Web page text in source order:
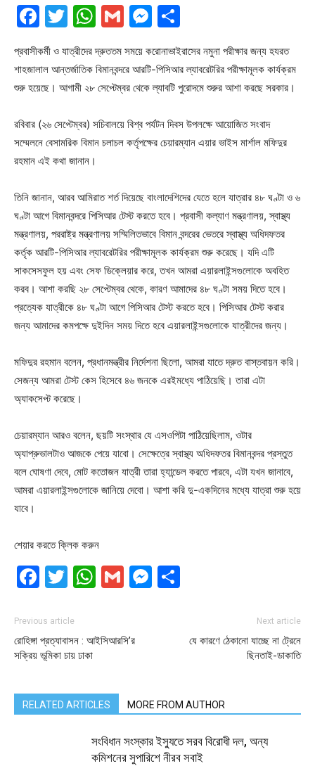
Facebook
Twitter
WhatsApp
GmailMessenger
প্রবাসীকর্মী ও যাত্রীদের দ্রুততম সময়ে করোনাভাইরাসের নমুনা পরীক্ষার জন্য হযরত
শাহজালাল আন্তর্জাতিক বিমানবন্দরে আরটি-পিসিআর ল্যাবরেটরির পরীক্ষামূলক কার্যক্রম
শুরু হয়েছে। আগামী ২৮ সেপ্টেম্বর থেকে ল্যাবটি পুরোদমে শুরুর আশা করছে সরকার।
রবিবার (২৬ সেপ্টেম্বর) সচিবালয়ে বিশ্ব পর্যটন দিবস উপলক্ষে আয়োজিত সংবাদ
সম্মেলনে বেসামরিক বিমান চলাচল কর্তৃপক্ষের চেয়ারম্যান এয়ার ভাইস মার্শাল মফিদুর
রহমান এই কথা জানান।
তিনি জানান, আরব আমিরাত শর্ত দিয়েছে বাংলাদেশিদের যেতে হলে যাত্রার ৪৮ ঘণ্টা ও ৬
ঘণ্টা আগে বিমানবন্দরে পিসিআর টেস্ট করতে হবে। প্রবাসী কল্যাণ মন্ত্রণালয়, স্বাস্থ্য
মন্ত্রণালয়, পররাষ্ট্র মন্ত্রণালয় সম্মিলিতভাবে বিমান বন্দরের ভেতরে স্বাস্থ্য অধিদফতর
কর্তৃক আরটি-পিসিআর ল্যাবরেটরির পরীক্ষামূলক কার্যক্রম শুরু করেছে। যদি এটি
সাকসেসফুল হয় এবং সেফ ডিক্লেয়ার করে, তখন আমরা এয়ারলাইন্সগুলোকে অবহিত
করব। আশা করছি ২৮ সেপ্টেম্বর থেকে, কারণ আমাদের ৪৮ ঘণ্টা সময় দিতে হবে।
প্রত্যেক যাত্রীকে ৪৮ ঘণ্টা আগে পিসিআর টেস্ট করতে হবে। পিসিআর টেস্ট করার
জন্য আমাদের কমপক্ষে দুইদিন সময় দিতে হবে এয়ারলাইন্সগুলোকে যাত্রীদের জন্য।
মফিদুর রহমান বলেন, প্রধানমন্ত্রীর নির্দেশনা ছিলো, আমরা যাতে দ্রুত বাস্তবায়ন করি।
সেজন্য আমরা টেস্ট কেস হিসেবে ৪৬ জনকে এরইমধ্যে পাঠিয়েছি। তারা এটা
অ্যাকসেপ্ট করেছে।
চেয়ারম্যান আরও বলেন, ছয়টি সংস্থার যে এসওপিটা পাঠিয়েছিলাম, ওটার
অ্যাপ্রুভালটাও আজকে পেয়ে যাবো। সেক্ষেত্রে স্বাস্থ্য অধিদফতর বিমানবন্দর প্রস্তুত
বলে ঘোষণা দেবে, মোট কতোজন যাত্রী তারা হ্যান্ডেল করতে পারবে, এটা যখন জানাবে,
আমরা এয়ারলাইন্সগুলোকে জানিয়ে দেবো। আশা করি দু-একদিনের মধ্যে যাত্রা শুরু হয়ে
যাবে।
শেয়ার করতে ক্লিক করুন
Facebook
Twitter
WhatsApp
GmailMessenger
Previous article
রোহিঙ্গা প্রত্যাবাসন : আইসিআরসি’র
সক্রিয় ভূমিকা চায় ঢাকা
Next article
যে কারণে ঠেকানো যাচ্ছে না ট্রেনে
ছিনতাই-ডাকাতি
RELATED ARTICLES MORE FROM AUTHOR
সংবিধান সংস্কার ইস্যুতে সরব বিরোধী দল, অন্য
কমিশনের সুপারিশে নীরব সবাই